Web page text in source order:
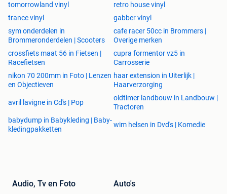
tomorrowland vinyl
retro house vinyl
trance vinyl
gabber vinyl
sym onderdelen in
Brommeronderdelen | Scooters
cafe racer 50cc in Brommers |
Overige merken
crossfiets maat 56 in Fietsen |
Racefietsen
cupra formentor vz5 in
Carrosserie
nikon 70 200mm in Foto | Lenzen
en Objectieven
haar extension in Uiterlijk |
Haarverzorging
avril lavigne in Cd's | Pop
oldtimer landbouw in Landbouw |
Tractoren
babydump in Babykleding | Baby-
kledingpakketten
wim helsen in Dvd's | Komedie
Audio, Tv en Foto Auto's